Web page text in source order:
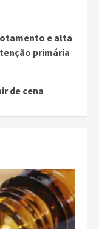
e alta
primária
de cena